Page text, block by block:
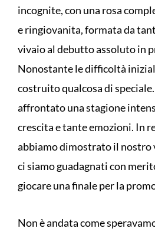
incognite, con una rosa
e ringiovanita, formata da
vivaio al debutto assoluto in
Nonostante le difficoltà
costruito qualcosa di
affrontato una stagione
crescita e tante emozioni. In
abbiamo dimostrato il nostro
ci siamo guadagnati con
giocare una finale per la
Non è andata come